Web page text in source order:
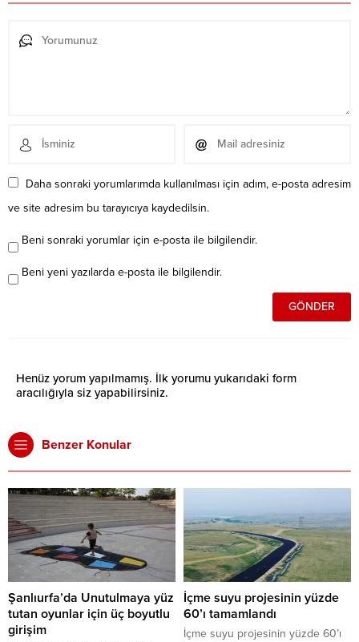
Daha sonraki yorumlarımda kullanılması için adım, e-posta adresim
ve site adresim bu tarayıcıya kaydedilsin.
Beni sonraki yorumlar için e-posta ile bilgilendir.
Beni yeni yazılarda e-posta ile bilgilendir.
Henüz yorum yapılmamış. İlk yorumu yukarıdaki form
aracılığıyla siz yapabilirsiniz.
Benzer Konular
Şanlıurfa’da Unutulmaya yüz
tutan oyunlar için üç boyutlu
girişim
İçme suyu projesinin yüzde
60’ı tamamlandı
İçme suyu projesinin yüzde 60’ı